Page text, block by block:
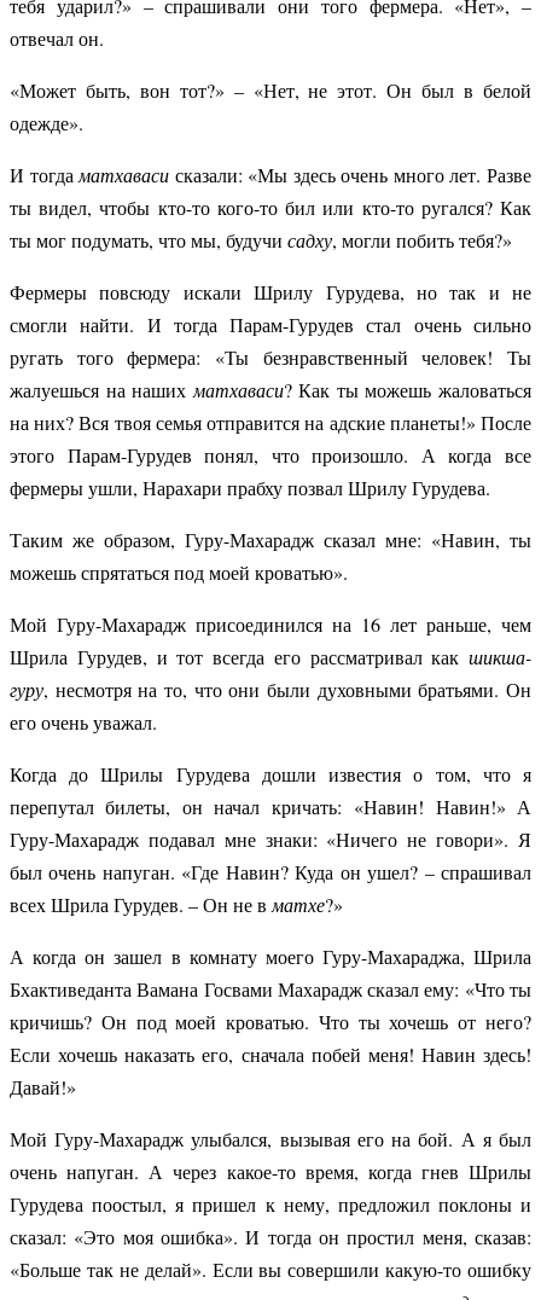
тебя ударил?» – спрашивали они того фермера. «Нет», –
отвечал он.
«Может быть, вон тот?» – «Нет, не этот. Он был в белой
одежде».
И тогда матхаваси сказали: «Мы здесь очень много лет. Разве
ты видел, чтобы кто-то кого-то бил или кто-то ругался? Как
ты мог подумать, что мы, будучи садху, могли побить тебя?»
Фермеры повсюду искали Шрилу Гурудева, но так и не
смогли найти. И тогда Парам-Гурудев стал очень сильно
ругать того фермера: «Ты безнравственный человек! Ты
жалуешься на наших матхаваси? Как ты можешь жаловаться
на них? Вся твоя семья отправится на адские планеты!» После
этого Парам-Гурудев понял, что произошло. А когда все
фермеры ушли, Нарахари прабху позвал Шрилу Гурудева.
Таким же образом, Гуру-Махарадж сказал мне: «Навин, ты
можешь спрятаться под моей кроватью».
Мой Гуру-Махарадж присоединился на 16 лет раньше, чем
Шрила Гурудев, и тот всегда его рассматривал как шикша-
гуру, несмотря на то, что они были духовными братьями. Он
его очень уважал.
Когда до Шрилы Гурудева дошли известия о том, что я
перепутал билеты, он начал кричать: «Навин! Навин!» А
Гуру-Махарадж подавал мне знаки: «Ничего не говори». Я
был очень напуган. «Где Навин? Куда он ушел? – спрашивал
всех Шрила Гурудев. – Он не в матхе?»
А когда он зашел в комнату моего Гуру-Махараджа, Шрила
Бхактиведанта Вамана Госвами Махарадж сказал ему: «Что ты
кричишь? Он под моей кроватью. Что ты хочешь от него?
Если хочешь наказать его, сначала побей меня! Навин здесь!
Давай!»
Мой Гуру-Махарадж улыбался, вызывая его на бой. А я был
очень напуган. А через какое-то время, когда гнев Шрилы
Гурудева поостыл, я пришел к нему, предложил поклоны и
сказал: «Это моя ошибка». И тогда он простил меня, сказав:
«Больше так не делай». Если вы совершили какую-то ошибку